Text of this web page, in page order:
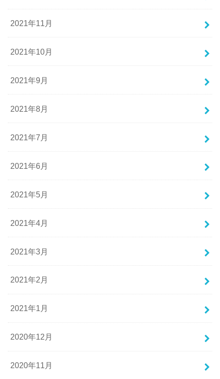
2021年11月
2021年10月
2021年9月
2021年8月
2021年7月
2021年6月
2021年5月
2021年4月
2021年3月
2021年2月
2021年1月
2020年12月
2020年11月